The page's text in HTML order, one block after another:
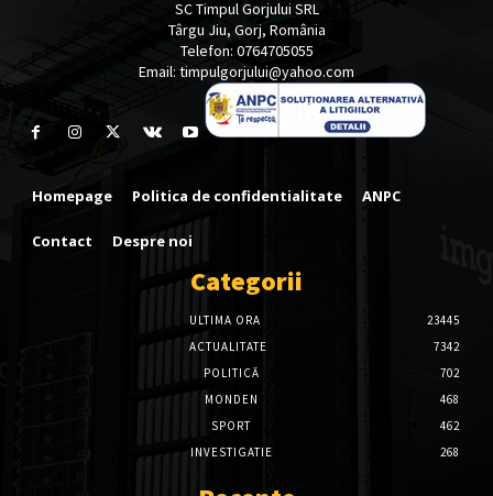
SC Timpul Gorjului SRL
Târgu Jiu, Gorj, România
Telefon: 0764705055
Email: timpulgorjului@yahoo.com
Homepage Politica de confidentialitate ANPC
Contact Despre noi
Categorii
ULTIMA ORA
23445
ACTUALITATE
7342
POLITICĂ
702
MONDEN
468
SPORT
462
INVESTIGATIE
268